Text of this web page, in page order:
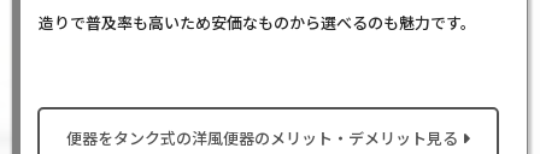
造りで普及率も高いため安価なものから選べるのも魅力です。
便器をタンク式の洋風便器のメリット・デメリット見る